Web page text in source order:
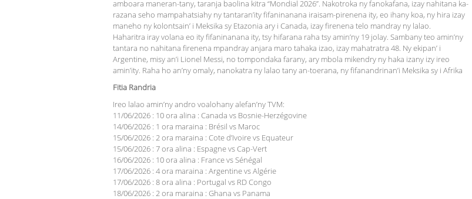
amboara maneran-tany, taranja baolina kitra “Mondial 2026”. Nakotroka ny fanokafana, izay nahitana ka­
razana seho mampahatsiahy ny tantaran’ity fifaninanana iraisam-pirenena ity, eo ihany koa, ny hira izay
maneho ny kolontsain’ i Meksika sy Eta­zo­nia ary i Canada, izay firenena telo mandray ny lalao.
Haharitra iray volana eo ity fifaninanana ity, tsy hifarana raha tsy amin’ny 19 jolay. Sambany teo amin’ny
tantara no nahitana firenena mpandray anjara maro tahaka izao, izay mahatratra 48. Ny ekipan’ i
Argentine, misy an’i Lionel Messi, no tompondaka farany, ary mbola mikendry ny haka izany izy ireo
amin’ity. Raha ho an’ny omaly, nanokatra ny lalao tany an-toerana, ny fifanandrinan’i Meksika sy i Afrika
Fitia Randria
Ireo lalao amin’ny andro voalohany alefan’ny TVM:
11/06/2026 : 10 ora alina : Canada vs Bosnie-Herzégovine
14/06/2026 : 1 ora maraina : Brésil vs Maroc
15/06/2026 : 2 ora maraina : Cote d’Ivoire vs Equateur
15/06/2026 : 7 ora alina : Espagne vs Cap-Vert
16/06/2026 : 10 ora alina : France vs Sénégal
17/06/2026 : 4 ora maraina : Argentine vs Algérie
17/06/2026 : 8 ora alina : Portugal vs RD Congo
18/06/2026 : 2 ora maraina : Ghana vs Panama